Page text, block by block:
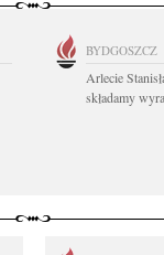
BYDGOSZCZ
Arlecie
składamy